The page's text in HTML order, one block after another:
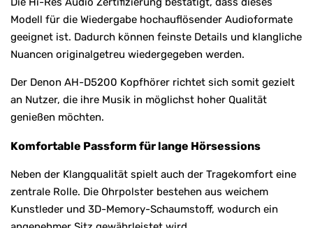
Modell für die Wiedergabe hochauflösender Audioformate
geeignet ist. Dadurch können feinste Details und klangliche
Nuancen originalgetreu wiedergegeben werden.
Der Denon AH-D5200 Kopfhörer richtet sich somit gezielt
an Nutzer, die ihre Musik in möglichst hoher Qualität
genießen möchten.
Komfortable Passform für lange Hörsessions
Neben der Klangqualität spielt auch der Tragekomfort eine
zentrale Rolle. Die Ohrpolster bestehen aus weichem
Kunstleder und 3D-Memory-Schaumstoff, wodurch ein